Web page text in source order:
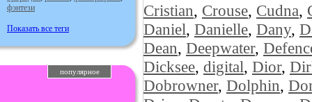
фэнтези
Показать все теги
популярное
Cristian, Crouse, Cudna,
Daniel, Danielle, Dany,
Dean, Deepwater,
Dicksee, digital, Dior,
Dobrowner, Dolphin,